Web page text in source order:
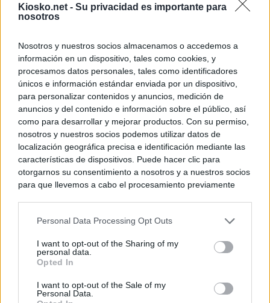
Kiosko.net - Su privacidad es importante para
nosotros
Nosotros y nuestros socios almacenamos o accedemos a
información en un dispositivo, tales como cookies, y
procesamos datos personales, tales como identificadores
únicos e información estándar enviada por un dispositivo,
para personalizar contenidos y anuncios, medición de
anuncios y del contenido e información sobre el público, así
como para desarrollar y mejorar productos. Con su permiso,
nosotros y nuestros socios podemos utilizar datos de
localización geográfica precisa e identificación mediante las
características de dispositivos. Puede hacer clic para
otorgarnos su consentimiento a nosotros y a nuestros socios
para que llevemos a cabo el procesamiento previamente
negar su consentimiento. Tenga en cuenta que algún
de su consentimiento, pero usted tiene el derecho de
rechazar tal procesamiento. Sus preferencias se aplicarán
cualquier momento entrando de nuevo en este sitio web o
visitando nuestra política de privacidad.
Personal Data Processing Opt Outs
I want to opt-out of the Sharing of my
personal data.
Opted In
I want to opt-out of the Sale of my
Personal Data.